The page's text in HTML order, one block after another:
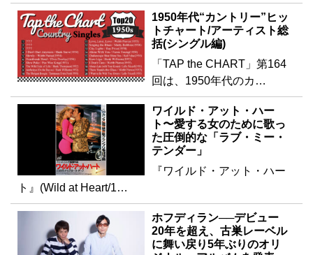
1950年代“カントリー”ヒッ
トチャート/アーティスト総
括(シングル編)
「TAP the CHART」第164
回は、1950年代のカ…
ワイルド・アット・ハー
ト〜愛する女のために歌っ
た圧倒的な「ラブ・ミー・
テンダー」
『ワイルド・アット・ハー
ト』(Wild at Heart/1…
ホフディラン──デビュー
20年を超え、古巣レーベル
に舞い戻り5年ぶりのオリ